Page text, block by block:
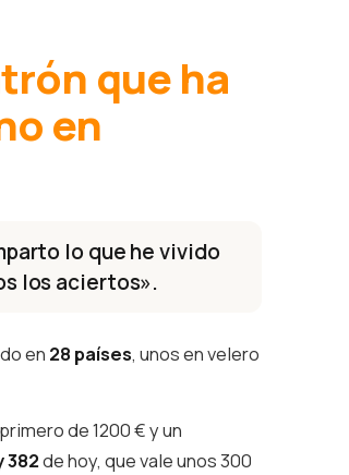
que ha
en
lo que he vivido
los aciertos».
en 28 países, unos en velero
de 1200 € y un
382de hoy, que vale unos 300